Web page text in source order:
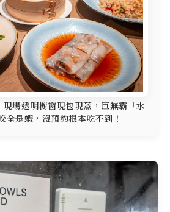
場透明櫥窗現包現蒸，巨無霸「水
全是蝦，沒預約根本吃不到！